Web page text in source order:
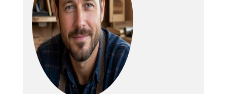
aux pièces Meuble
exclusif et unique
de style ancien,
qui fait également
un excellent
cadeau artisanal
pour une nouvelle
maison ou une